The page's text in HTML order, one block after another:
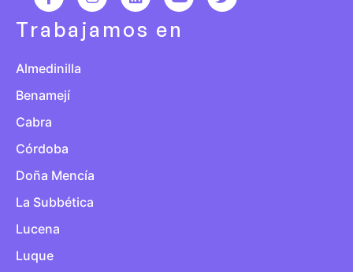
Trabajamos en
Almedinilla
Benamejí
Cabra
Córdoba
Doña Mencía
La Subbética
Lucena
Luque